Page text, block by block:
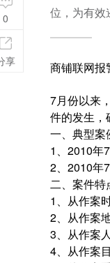
位，为有效
商铺联网报
7月份以来
件的发生，
一、典型案
1、2010年
2、2010年
二、案件特
1、从作案
2、从作案
3、从作案
4、从作案
0
享